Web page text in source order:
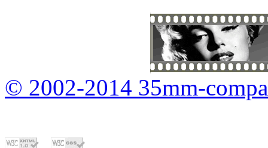
© 2002-2014 35mm-